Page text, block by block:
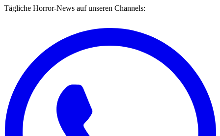
Tägliche Horror-News auf unseren Channels: